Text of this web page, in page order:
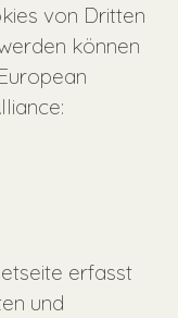
von Dritten
können
erfasst
und